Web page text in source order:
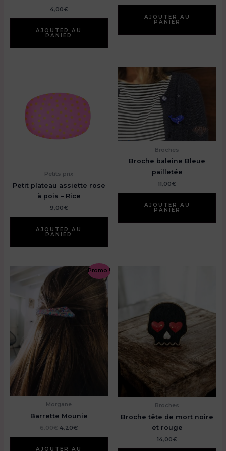
4,00€
AJOUTER AU
PANIER
AJOUTER AU
PANIER
Petits prix
Petit plateau assiette rose
à pois – Rice
9,00€
AJOUTER AU
PANIER
Broches
Broche baleine Bleue
pailletée
11,00€
AJOUTER AU
PANIER
Promo !
Morgane
Barrette Mounie
6,00€ Le
était :
4,20€Le
est :
AJOUTER AU
Broches
Broche tête de mort noire
et rouge
14,00€